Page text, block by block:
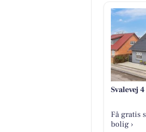
Svalevej
Få gratis
bolig ›